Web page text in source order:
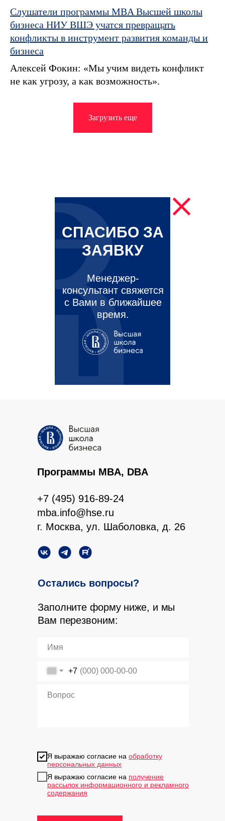
Слушатели программы MBA Высшей школы
бизнеса НИУ ВШЭ учатся превращать
конфликты в инструмент развития команды и
бизнеса
Алексей Фокин: «Мы учим видеть конфликт
не как угрозу, а как возможность».
Загрузить еще
Менеджер-
консультант свяжется
с Вами в ближайшее
время.
СПАСИБО ЗА
ЗАЯВКУ
+7 (495) 916-89-24
Программы MBA, DBA
Заполните форму ниже, и мы
Вам перезвоним:
Остались вопросы?
+7
Я выражаю согласие на обработку
персональных данных
Я выражаю согласие на получение
рассылок информационного и рекламного
содержания
mba.info@hse.ru
г. Москва, ул. Шаболовка, д. 26